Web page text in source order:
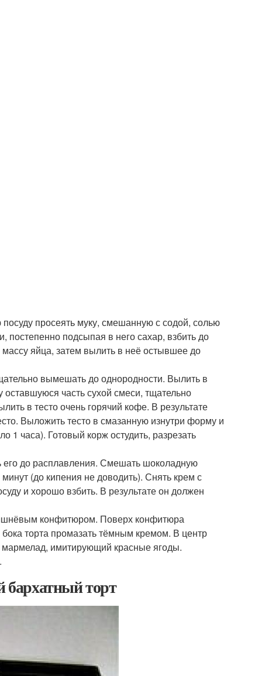
посуду просеять муку, смешанную с содой, солью
подсыпая в него сахар, взбить до
яйца, затем вылить в неё остывшее до
вымешать до однородности. Вылить в
часть сухой смеси, тщательно
в тесто очень горячий кофе. В результате
Выложить тесто в смазанную изнутри форму и
1 часа). Готовый корж остудить, разрезать
до расплавления. Смешать шоколадную
(до кипения не доводить). Снять крем с
и хорошо взбить. В результате он должен
конфитюром. Поверх конфитюра
торта промазать тёмным кремом. В центр
мармелад, имитирующий красные ягоды.
торт